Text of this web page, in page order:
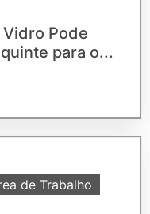
Pode
para o...
de Trabalho